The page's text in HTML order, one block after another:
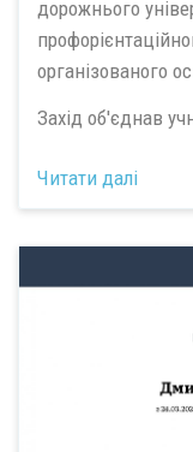
дорожнього
організованого
Захід об'єднав
Читати далі